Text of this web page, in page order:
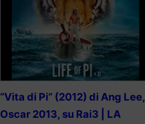
“Vita di Pi” (2012) di Ang Lee,
Oscar 2013, su Rai3 | LA